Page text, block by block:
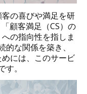
の喜びや満足を研
顧客満足（CS）の
の指向性を指しま
な関係を築き、
めには、このサービ
。